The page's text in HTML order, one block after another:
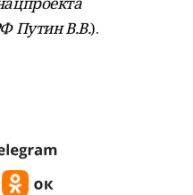
Путин В.В.).